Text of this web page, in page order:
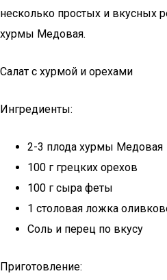
несколько простых и вкусных
хурмы Медовая.
Салат с хурмой и орехами
Ингредиенты:
2-3 плода хурмы Медовая
100 г грецких орехов
100 г сыра феты
1 столовая ложка
Соль и перец по вкусу
Приготовление: